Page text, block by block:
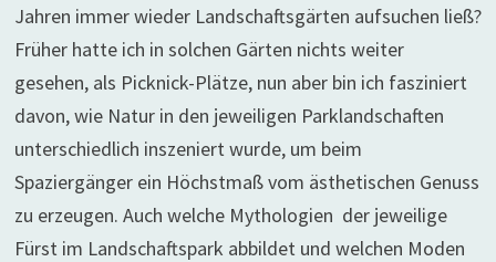
Jahren immer wieder Landschaftsgärten aufsuchen ließ?
Früher hatte ich in solchen Gärten nichts weiter
gesehen, als Picknick-Plätze, nun aber bin ich fasziniert
davon, wie Natur in den jeweiligen Parklandschaften
unterschiedlich inszeniert wurde, um beim
Spaziergänger ein Höchstmaß vom ästhetischen Genuss
zu erzeugen. Auch welche Mythologien der jeweilige
Fürst im Landschaftspark abbildet und welchen Moden